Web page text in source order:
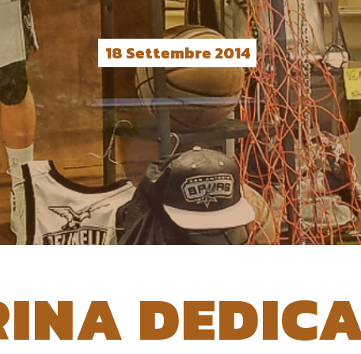
18 Settembre 2014